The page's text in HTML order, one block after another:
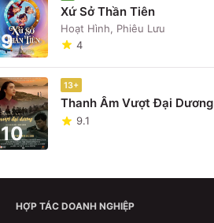
9
Xứ Sở Thần Tiên
Hoạt Hình, Phiêu Lưu
4
10
13+
Thanh Âm Vượt Đại Dương
9.1
HỢP TÁC DOANH NGHIỆP